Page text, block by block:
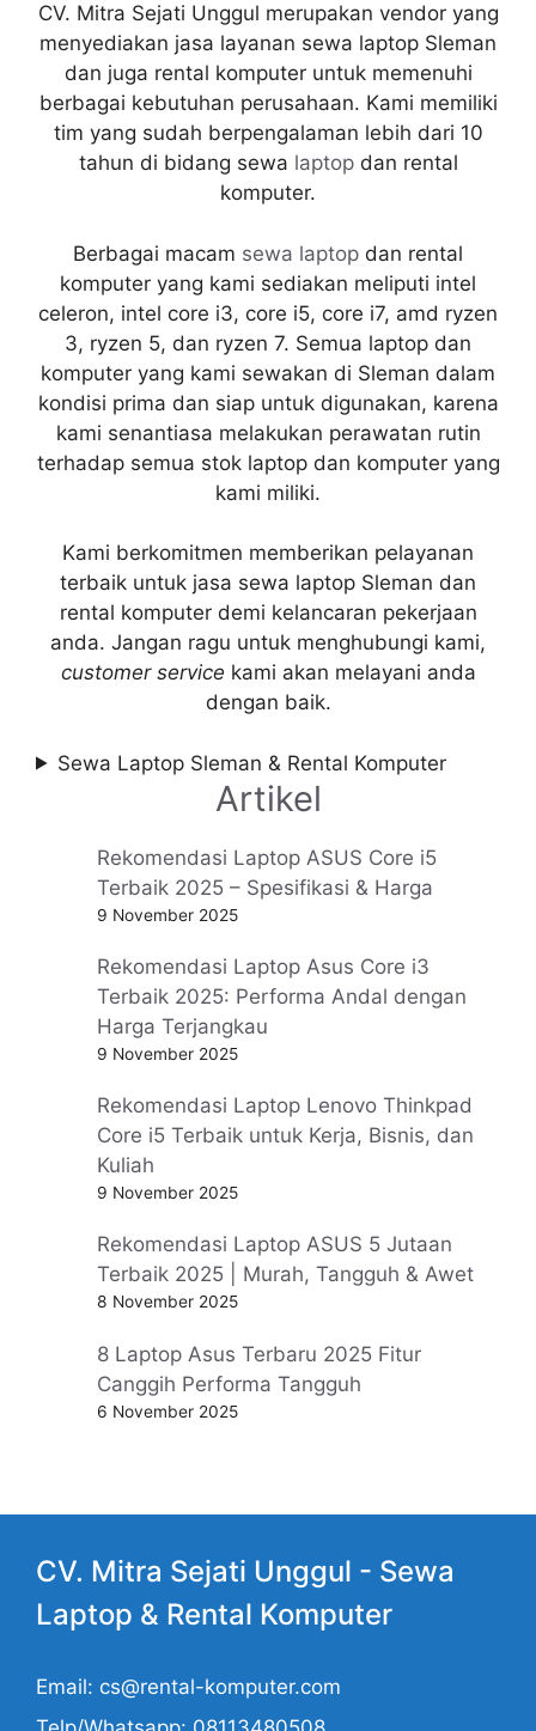
CV. Mitra Sejati Unggul merupakan vendor yang
menyediakan jasa layanan sewa laptop Sleman
dan juga rental komputer untuk memenuhi
berbagai kebutuhan perusahaan. Kami memiliki
tim yang sudah berpengalaman lebih dari 10
tahun di bidang sewa laptopdan rental
komputer.
Berbagai macam sewa laptop dan rental
komputer yang kami sediakan meliputi intel
celeron, intel core i3, core i5, core i7, amd ryzen
3, ryzen 5, dan ryzen 7. Semua laptop dan
komputer yang kami sewakan di Sleman dalam
kondisi prima dan siap untuk digunakan, karena
kami senantiasa melakukan perawatan rutin
terhadap semua stok laptop dan komputer yang
kami miliki.
Kami berkomitmen memberikan pelayanan
terbaik untuk jasa sewa laptop Sleman dan
rental komputer demi kelancaran pekerjaan
anda. Jangan ragu untuk menghubungi kami,
customer service kami akan melayani anda
dengan baik.
Sewa Laptop Sleman & Rental Komputer
Artikel
Rekomendasi Laptop ASUS Core i5
Terbaik 2025 – Spesifikasi & Harga
9 November 2025
Rekomendasi Laptop Asus Core i3
Terbaik 2025: Performa Andal dengan
Harga Terjangkau
9 November 2025
Rekomendasi Laptop Lenovo Thinkpad
Core i5 Terbaik untuk Kerja, Bisnis, dan
Kuliah
9 November 2025
Rekomendasi Laptop ASUS 5 Jutaan
Terbaik 2025 | Murah, Tangguh & Awet
8 November 2025
8 Laptop Asus Terbaru 2025 Fitur
Canggih Performa Tangguh
6 November 2025
CV. Mitra Sejati Unggul - Sewa
Laptop & Rental Komputer
Email: cs@rental-komputer.com